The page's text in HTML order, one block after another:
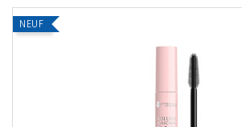
NEUF